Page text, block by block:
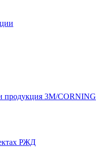
продукция 3M/CORNING
РЖД